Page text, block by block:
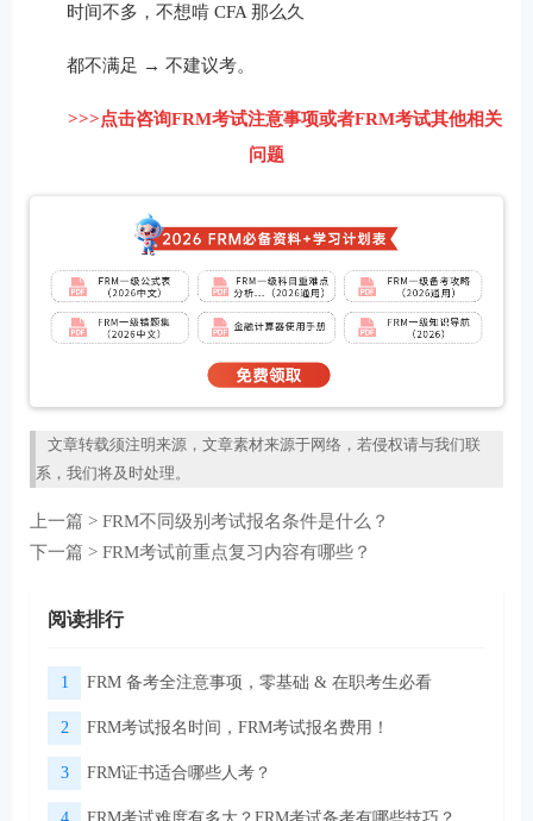
时间不多，不想啃 CFA 那么久
都不满足 → 不建议考。
>>>点击咨询FRM考试注意事项或者FRM考试其他相关
问题
文章转载须注明来源，文章素材来源于网络，若侵权请与我们联
系，我们将及时处理。
上一篇 > FRM不同级别考试报名条件是什么？
下一篇 > FRM考试前重点复习内容有哪些？
阅读排行
1 FRM 备考全注意事项，零基础 & 在职考生必看
2 FRM考试报名时间，FRM考试报名费用！
3 FRM证书适合哪些人考？